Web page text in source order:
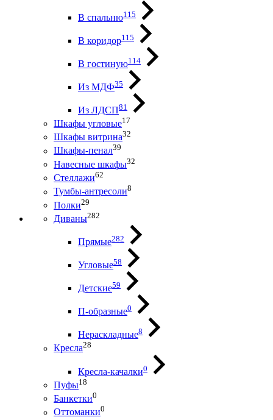
В спальню115
В коридор115
В гостиную114
Из МДФ35
Из ЛДСП81
Шкафы угловые17
Шкафы витрина32
Шкафы-пенал39
Навесные шкафы32
Стеллажи62
Тумбы-антресоли8
Полки29
Диваны282
Прямые282
Угловые58
Детские59
П-образные0
Нераскладные8
Кресла28
Кресла-качалки0
Пуфы18
Банкетки0
Оттоманки0